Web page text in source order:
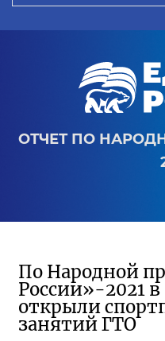
ОТЧЕТ ПО
По Народной
России»-2021
открыли
занятий ГТО